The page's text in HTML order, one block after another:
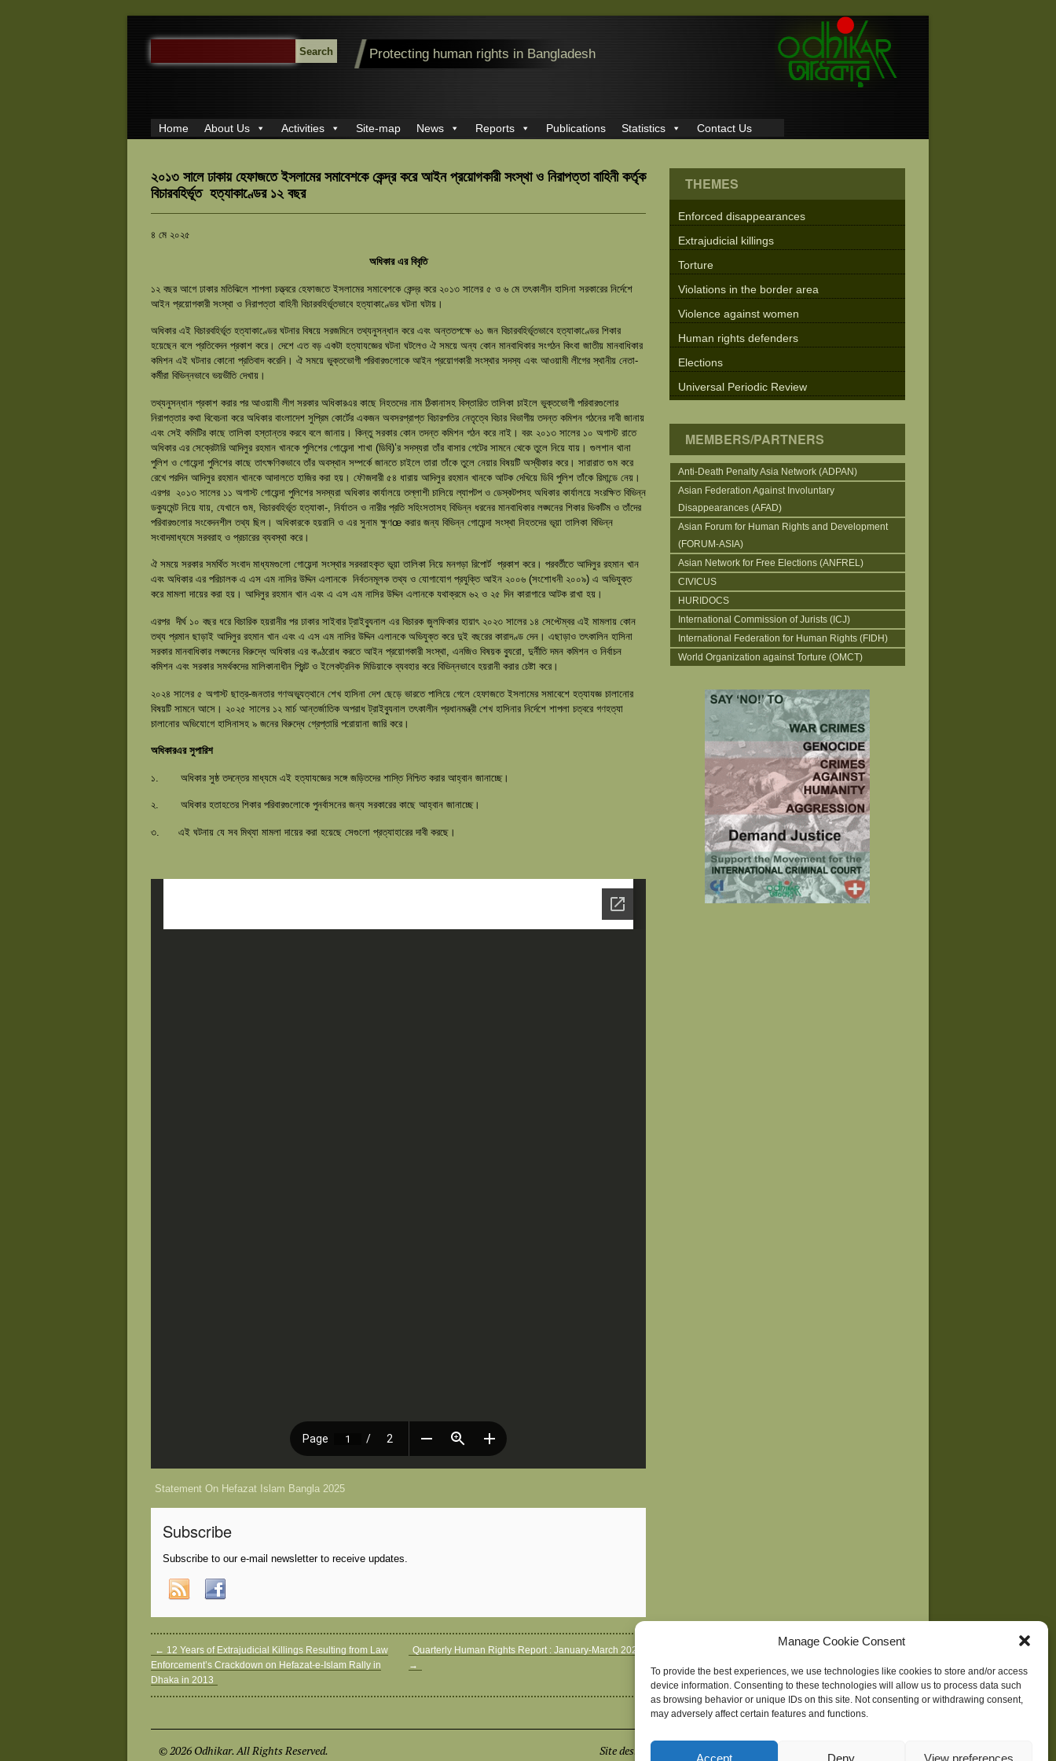
Manage Cookie Consent
To provide the best experiences, we use technologies like cookies to store and/or access
device information. Consenting to these technologies will allow us to process data such
as browsing behavior or unique IDs on this site. Not consenting or withdrawing consent,
may adversely affect certain features and functions.
Accept Deny View preferences
SEARCH
FOR:
Protecting human rights in Bangladesh
Home About Us Activities Site-map News Reports Publications Statistics Contact Us
২০১৩ সালে ঢাকায় হেফাজতে ইসলামের সমাবেশকে কেন্দ্র করে আইন প্রয়োগকারী সংস্থা ও নিরাপত্তা বাহিনী কর্তৃক
বিচারবহির্ভূত হত্যাকাণ্ডের ১২ বছর
৪ মে ২০২৫
অধিকার এর বিবৃতি
১২ বছর আগে ঢাকার মতিঝিলে শাপলা চত্ত্বরে হেফাজতে ইসলামের সমাবেশকে কেন্দ্র করে ২০১৩ সালের ৫ ও ৬ মে তৎকালীন হাসিনা সরকারের নির্দেশে
আইন প্রয়োগকারী সংস্থা ও নিরাপত্তা বাহিনী বিচারবহির্ভূতভাবে হত্যাকাণ্ডের ঘটনা ঘটায়।
অধিকার এই বিচারবহির্ভূত হত্যাকাণ্ডের ঘটনার বিষয়ে সরজমিনে তথ্যনুসন্ধান করে এবং অন্ততপক্ষে ৬১ জন বিচারবহির্ভূতভাবে হত্যাকাণ্ডের শিকার
হয়েছেন বলে প্রতিবেদন প্রকাশ করে। দেশে এত বড় একটা হত্যাযজ্ঞের ঘটনা ঘটলেও ঐ সময়ে অন্য কোন মানবাধিকার সংগঠন কিংবা জাতীয় মানবাধিকার
কমিশন এই ঘটনার কোনো প্রতিবাদ করেনি। ঐ সময়ে ভুক্তভোগী পরিবারগুলোকে আইন প্রয়োগকারী সংস্থার সদস্য এবং আওয়ামী লীগের স্থানীয় নেতা-
কর্মীরা বিভিন্নভাবে ভয়ভীতি দেখায়।
তথ্যনুসন্ধান প্রকাশ করার পর আওয়ামী লীগ সরকার অধিকারএর কাছে নিহতদের নাম ঠিকানাসহ বিস্তারিত তালিকা চাইলে ভুক্তভোগী পরিবারগুলোর
নিরাপত্তার কথা বিবেচনা করে অধিকার বাংলাদেশ সুপ্রিম কোর্টের একজন অবসরপ্রাপ্ত বিচারপতির নেতৃত্বে বিচার বিভাগীয় তদন্ত কমিশন গঠনের দাবী জানায়
এবং সেই কমিটির কাছে তালিকা হস্তান্তর করবে বলে জানায়। কিন্তু সরকার কোন তদন্ত কমিশন গঠন করে নাই। বরং ২০১৩ সালের ১০ অগাস্ট রাতে
অধিকার এর সেক্রেটারি আদিলুর রহমান খানকে পুলিশের গোয়েন্দা শাখা (ডিবি)’র সদস্যরা তাঁর বাসার গেটের সামনে থেকে তুলে নিয়ে যায়। গুলশান থানা
পুলিশ ও গোয়েন্দা পুলিশের কাছে তাৎক্ষণিকভাবে তাঁর অবস্থান সম্পর্কে জানতে চাইলে তারা তাঁকে তুলে নেয়ার বিষয়টি অস্বীকার করে। সারারাত গুম করে
রেখে পরদিন আদিলুর রহমান খানকে আদালতে হাজির করা হয়। ফৌজদারী ৫৪ ধারায় আদিলুর রহমান খানকে আটক দেখিয়ে ডিবি পুলিশ তাঁকে রিমান্ডে নেয়।
এরপর ২০১৩ সালের ১১ অগাস্ট গোয়েন্দা পুলিশের সদস্যরা অধিকার কার্যালয়ে তল্লাশী চালিয়ে ল্যাপটপ ও ডেস্কটপসহ অধিকার কার্যালয়ে সংরক্ষিত বিভিন্ন
ডক্যুমেন্ট নিয়ে যায়, যেখানে গুম, বিচারবহির্ভূত হত্যাকা-, নির্যাতন ও নারীর প্রতি সহিংসতাসহ বিভিন্ন ধরনের মানবাধিকার লঙ্ঘনের শিকার ভিকটিম ও তাঁদের
পরিবারগুলোর সংবেদনশীল তথ্য ছিল। অধিকারকে হয়রানি ও এর সুনাম ক্ষুণœ করার জন্য বিভিন্ন গোয়েন্দা সংস্থা নিহতদের ভূয়া তালিকা বিভিন্ন
সংবাদমাধ্যমে সরবরাহ ও প্রচারের ব্যবস্থা করে।
ঐ সময়ে সরকার সমর্থিত সংবাদ মাধ্যমগুলো গোয়েন্দা সংস্থার সরবরাহকৃত ভূয়া তালিকা নিয়ে মনগড়া রিপোর্ট প্রকাশ করে। পরবর্তীতে আদিলুর রহমান খান
এবং অধিকার এর পরিচালক এ এস এম নাসির উদ্দিন এলানকে নির্বতনমূলক তথ্য ও যোগাযোগ প্রযুক্তি আইন ২০০৬ (সংশোধনী ২০০৯) এ অভিযুক্ত
করে মামলা দায়ের করা হয়। আদিলুর রহমান খান এবং এ এস এম নাসির উদ্দিন এলানকে যথাক্রমে ৬২ ও ২৫ দিন কারাগারে আটক রাখা হয়।
এরপর দীর্ঘ ১০ বছর ধরে বিচারিক হয়রানীর পর ঢাকার সাইবার ট্রাইব্যুনাল এর বিচারক জুলফিকার হায়াৎ ২০২৩ সালের ১৪ সেপ্টেম্বর এই মামলায় কোন
তথ্য প্রমান ছাড়াই আদিলুর রহমান খান এবং এ এস এম নাসির উদ্দিন এলানকে অভিযুক্ত করে দুই বছরের কারাদণ্ড দেন। এছাড়াও তৎকালিন হাসিনা
সরকার মানবাধিকার লঙ্ঘনের বিরুদ্ধে অধিকার এর কণ্ঠরোধ করতে আইন প্রয়োগকারী সংস্থা, এনজিও বিষয়ক ব্যুরো, দুর্নীতি দমন কমিশন ও নির্বাচন
কমিশন এবং সরকার সমর্থকদের মালিকানাধীন প্রিন্ট ও ইলেকট্রনিক মিডিয়াকে ব্যবহার করে বিভিন্নভাবে হয়রানী করার চেষ্টা করে।
২০২৪ সালের ৫ অগাস্ট ছাত্র-জনতার গণঅভ্যূত্থানে শেখ হাসিনা দেশ ছেড়ে ভারতে পালিয়ে গেলে হেফাজতে ইসলামের সমাবেশে হত্যাযজ্ঞ চালানোর
বিষয়টি সামনে আসে। ২০২৫ সালের ১২ মার্চ আন্তর্জাতিক অপরাধ ট্রাইব্যুনাল তৎকালীন প্রধানমন্ত্রী শেখ হাসিনার নির্দেশে শাপলা চত্বরে গণহত্যা
চালানোর অভিযোগে হাসিনাসহ ৯ জনের বিরুদ্ধে গ্রেপ্তারি পরোয়ানা জারি করে।
অধিকারএর সুপারিশ
১. অধিকার সুষ্ঠ তদন্তের মাধ্যমে এই হত্যাযজ্ঞের সঙ্গে জড়িতদের শাস্তি নিশ্চিত করার আহ্বান জানাচ্ছে।
২. অধিকার হতাহতের শিকার পরিবারগুলোকে পুনর্বাসনের জন্য সরকারের কাছে আহ্বান জানাচ্ছে।
৩. এই ঘটনায় যে সব মিথ্যা মামলা দায়ের করা হয়েছে সেগুলো প্রত্যাহারের দাবী করছে।
Statement On Hefazat Islam Bangla 2025
Subscribe
Subscribe to our e-mail newsletter to receive updates.
← 12 Years of Extrajudicial Killings Resulting from Law
Enforcement’s Crackdown on Hefazat-e-Islam Rally in
Dhaka in 2013
Quarterly Human Rights Report : January-March 2025
→
THEMES
Enforced disappearances
Extrajudicial killings
Torture
Violations in the border area
Violence against women
Human rights defenders
Elections
Universal Periodic Review
MEMBERS/PARTNERS
Anti-Death Penalty Asia Network (ADPAN)
Asian Federation Against Involuntary
Disappearances (AFAD)
Asian Forum for Human Rights and Development
(FORUM-ASIA)
Asian Network for Free Elections (ANFREL)
CIVICUS
HURIDOCS
International Commission of Jurists (ICJ)
International Federation for Human Rights (FIDH)
World Organization against Torture (OMCT)
© 2026 Odhikar. All Rights Reserved. Site designed by Eugene | Development supported by